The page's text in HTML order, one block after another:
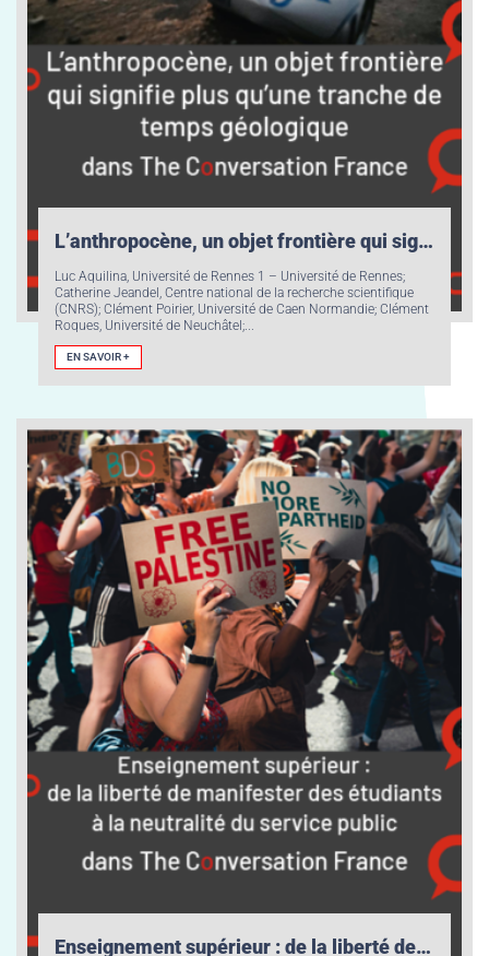
L’anthropocène, un objet frontière qui signifie plus qu’une tranche de temps géologique
Luc Aquilina, Université de Rennes 1 – Université de Rennes;
Catherine Jeandel, Centre national de la recherche scientifique
(CNRS); Clément Poirier, Université de Caen Normandie; Clément
Roques, Université de Neuchâtel;...
EN SAVOIR +
Enseignement supérieur : de la liberté de manifester des étudiants à la neutralité du service public